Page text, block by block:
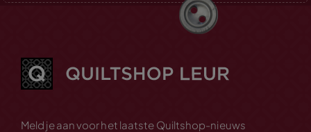
Meld je aan voor het laatste Quiltshop-nieuws